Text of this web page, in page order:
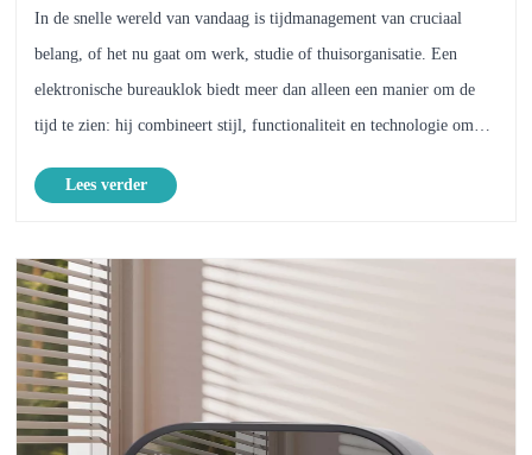
In de snelle wereld van vandaag is tijdmanagement van cruciaal
belang, of het nu gaat om werk, studie of thuisorganisatie. Een
elektronische bureauklok biedt meer dan alleen een manier om de
tijd te zien: hij combineert stijl, functionaliteit en technologie om
Lees verder